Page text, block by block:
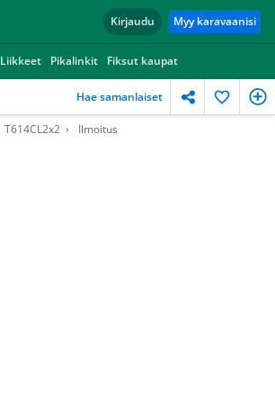
Kirjaudu Myy karavaanisi
Liikkeet Pikalinkit Fiksut kaupat
Hae samanlaiset
T614CL2x2 Ilmoitus